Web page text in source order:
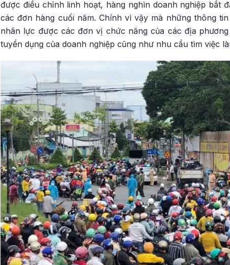
được điều chỉnh linh hoạt, hàng nghìn doanh nghiệp bắt
các đơn hàng cuối năm. Chính vì vậy mà những thông
nhân lực được các đơn vị chức năng của các địa
tuyển dụng của doanh nghiệp cũng như nhu cầu tìm việc